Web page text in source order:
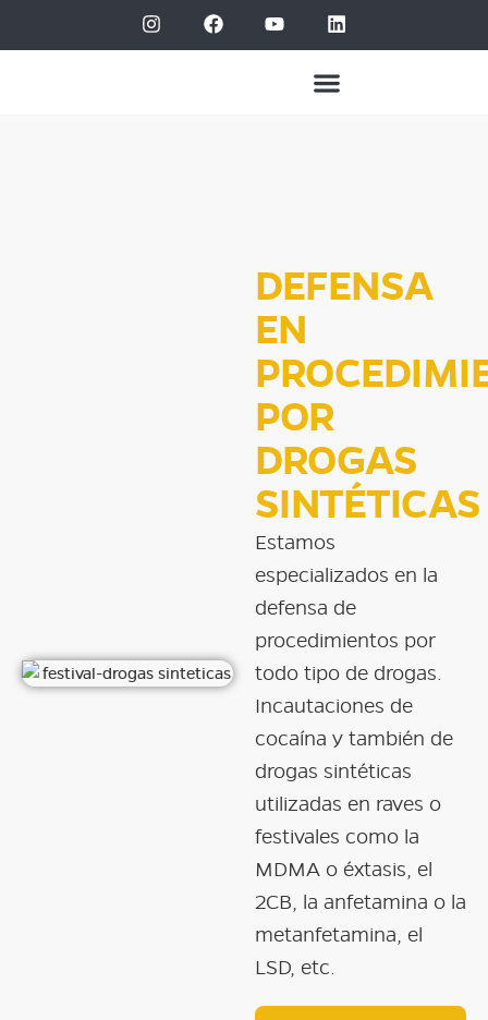
DEFENSA
EN
POR
DROGAS
SINTÉTICAS
Estamos
especializados en la
defensa de
procedimientos por
todo tipo de drogas.
Incautaciones de
cocaína y también de
drogas sintéticas
utilizadas en raves o
festivales como la
MDMA o éxtasis, el
2CB, la anfetamina o la
metanfetamina, el
LSD, etc.